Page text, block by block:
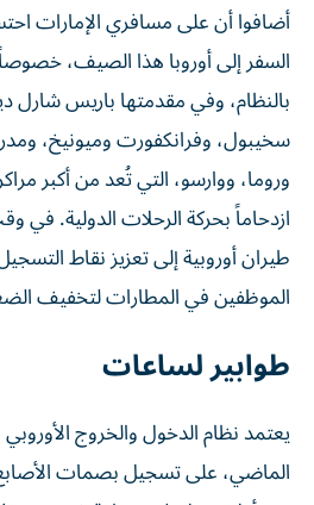
أضافوا أن على مسافري الإمارات
السفر إلى أوروبا هذا الصيف، خصوصاً
بالنظام، وفي مقدمتها باريس شارل
سخيبول، وفرانكفورت وميونيخ،
وروما، ووارسو، التي تُعد من أكبر
ازدحاماً بحركة الرحلات الدولية.
طيران أوروبية إلى تعزيز نقاط
الموظفين في المطارات لتخفيف
طوابير لساعات
يعتمد نظام الدخول والخروج
الماضي، على تسجيل بصمات الأصابع